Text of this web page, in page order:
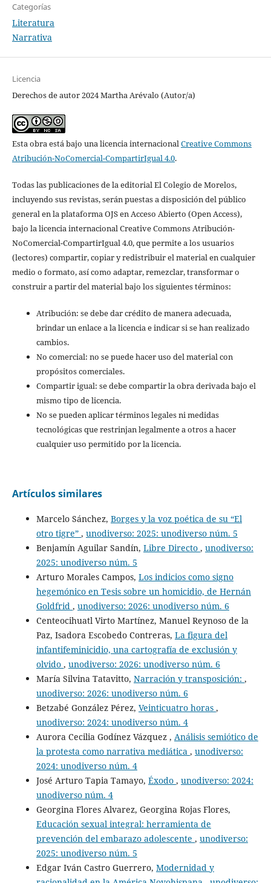
Categorías
Literatura
Narrativa
Licencia
Derechos de autor 2024 Martha Arévalo (Autor/a)
Esta obra está bajo una licencia internacionalCreative Commons
Atribución-NoComercial-CompartirIgual 4.0.
Todas las publicaciones de la editorial El Colegio de Morelos,
incluyendo sus revistas, serán puestas a disposición del público
general en la plataforma OJS en Acceso Abierto (Open Access),
bajo la licencia internacional Creative Commons Atribución-
NoComercial-CompartirIgual 4.0, que permite a los usuarios
(lectores) compartir, copiar y redistribuir el material en cualquier
medio o formato, así como adaptar, remezclar, transformar o
construir a partir del material bajo los siguientes términos:
Atribución: se debe dar crédito de manera adecuada,
brindar un enlace a la licencia e indicar si se han realizado
cambios.
No comercial: no se puede hacer uso del material con
propósitos comerciales.
Compartir igual: se debe compartir la obra derivada bajo el
mismo tipo de licencia.
No se pueden aplicar términos legales ni medidas
tecnológicas que restrinjan legalmente a otros a hacer
cualquier uso permitido por la licencia.
Artículos similares
Marcelo Sánchez, Borges y la voz poética de su “El
otro tigre” , unodiverso: 2025: unodiverso núm. 5
Benjamín Aguilar Sandín, Libre Directo , unodiverso:
2025: unodiverso núm. 5
Arturo Morales Campos, Los indicios como signo
hegemónico en Tesis sobre un homicidio, de Hernán
Goldfrid , unodiverso: 2026: unodiverso núm. 6
Centeocihuatl Virto Martínez, Manuel Reynoso de la
Paz, Isadora Escobedo Contreras, La figura del
infantifeminicidio, una cartografía de exclusión y
olvido , unodiverso: 2026: unodiverso núm. 6
María Silvina Tatavitto, Narración y transposición: ,
unodiverso: 2026: unodiverso núm. 6
Betzabé González Pérez, Veinticuatro horas ,
unodiverso: 2024: unodiverso núm. 4
Aurora Cecilia Godínez Vázquez , Análisis semiótico de
la protesta como narrativa mediática , unodiverso:
2024: unodiverso núm. 4
José Arturo Tapia Tamayo, Éxodo , unodiverso: 2024:
unodiverso núm. 4
Georgina Flores Alvarez, Georgina Rojas Flores,
Educación sexual integral: herramienta de
prevención del embarazo adolescente , unodiverso:
2025: unodiverso núm. 5
Edgar Iván Castro Guerrero, Modernidad y